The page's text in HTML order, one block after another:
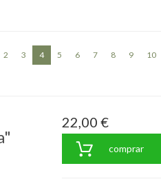
2 3 4(current)
5 6 7 8 9 10
22,00 €
comprar